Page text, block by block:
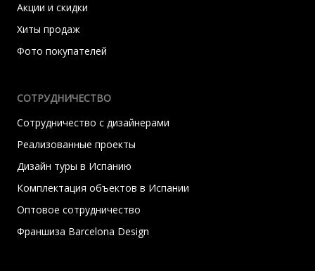
Акции и скидки
Хиты продаж
Фото покупателей
СОТРУДНИЧЕСТВО
Сотрудничество с дизайнерами
Реализованные проекты
Дизайн туры в Испанию
Комплектация объектов в Испании
Оптовое сотрудничество
Франшиза Barcelona Design